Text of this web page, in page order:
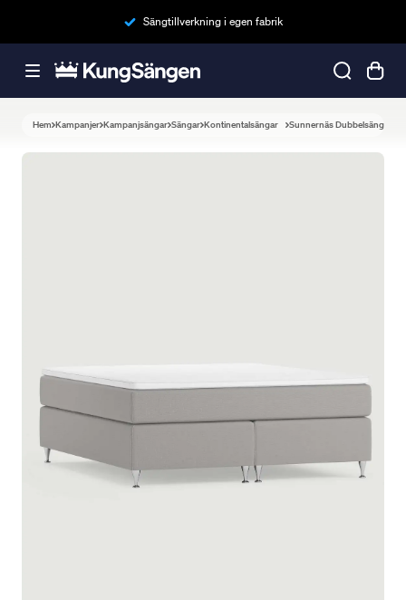
Sängtillverkning i egen fabrik
Hem Kampanjer Kampanjsängar Sängar Kontinentalsängar Sunnernäs Dubbelsäng